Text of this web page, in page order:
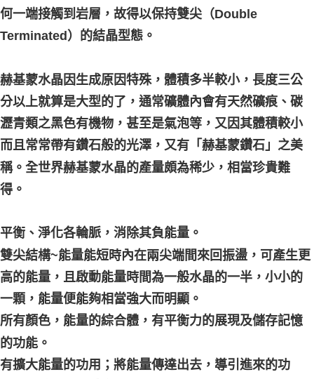
何一端接觸到岩層，故得以保持雙尖（Double
Terminated）的結晶型態。
赫基蒙水晶因生成原因特殊，體積多半較小，長度三公
分以上就算是大型的了，通常礦體內會有天然礦痕、碳
瀝青類之黑色有機物，甚至是氣泡等，又因其體積較小
而且常常帶有鑽石般的光澤，又有「赫基蒙鑽石」之美
稱。全世界赫基蒙水晶的產量頗為稀少，相當珍貴難
得。
平衡、淨化各輪脈，消除其負能量。
雙尖結構~能量能短時內在兩尖端間來回振盪，可產生更
高的能量，且啟動能量時間為一般水晶的一半，小小的
一顆，能量便能夠相當強大而明顯。
所有顏色，能量的綜合體，有平衡力的展現及儲存記憶
的功能。
有擴大能量的功用；將能量傳達出去，導引進來的功